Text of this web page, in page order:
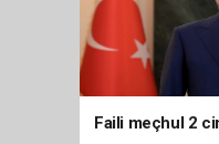
Faili meçhul 2